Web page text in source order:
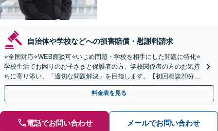
自治体や学校などへの損害賠償・慰謝料請求
⭐️全国対応⭐️WEB面談可⭐️いじめ問題・学校を相手にした問題に特化⭐️
学校生活でお困りのお子さまと保護者の方、学校関係者の方のお気持
ちに寄り添い、「適切な問題解決」を目指します。【初回相談20分無
料】
料金表を見る
電話でお問い合わせ メールでお問い合わせ